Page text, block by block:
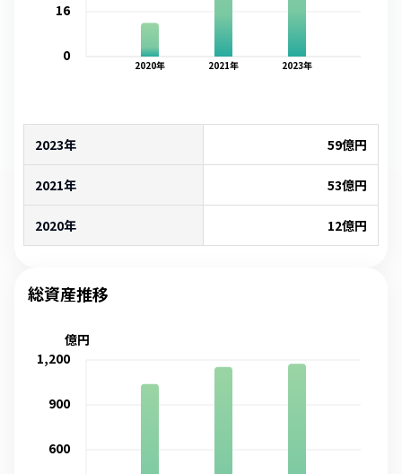
2020年 2021年 2023年
0
16
2023年 59億円
2021年 53億円
2020年 12億円
総資産推移
600
900
1,200
億円